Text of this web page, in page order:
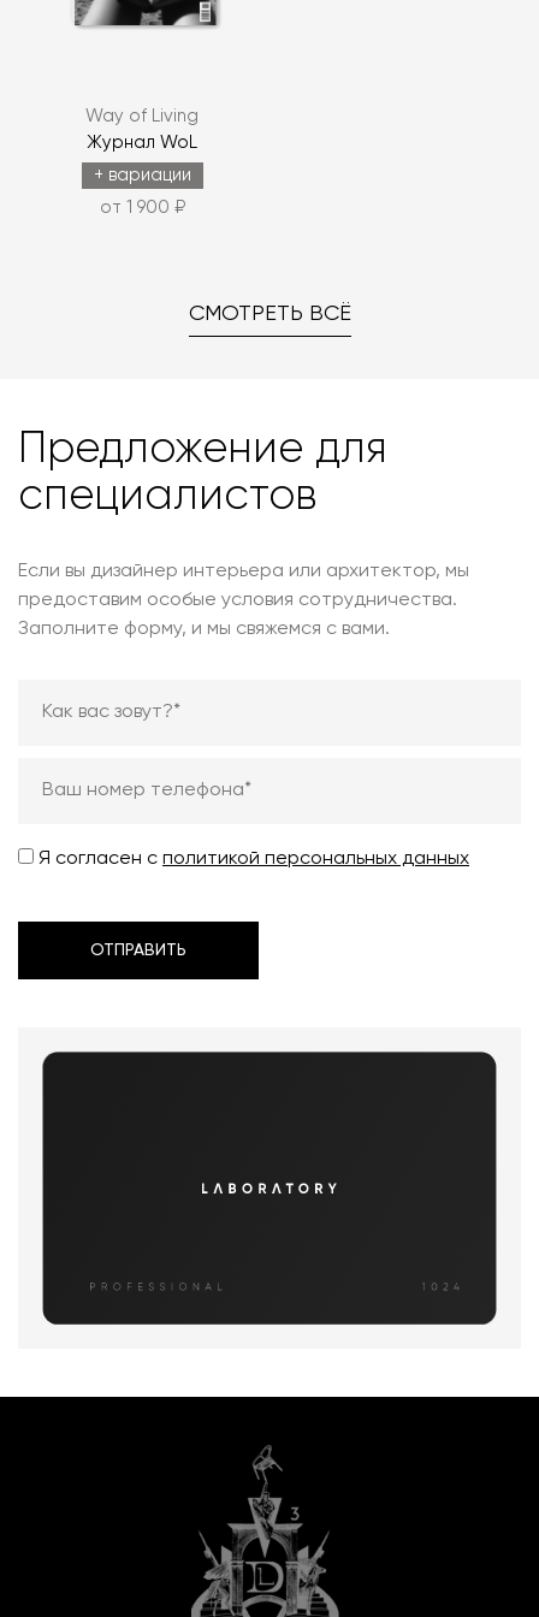
Way of Living
Журнал WoL
+ вариации
от 1 900 ₽
СМОТРЕТЬ ВСЁ
Предложение для
специалистов
Если вы дизайнер интерьера или архитектор, мы
предоставим особые условия сотрудничества.
Заполните форму, и мы свяжемся с вами.
Я согласен с политикой персональных данных
ОТПРАВИТЬ